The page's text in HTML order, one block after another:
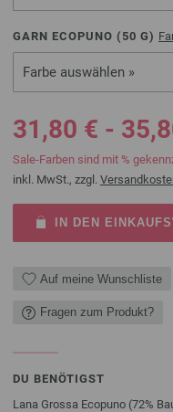
GARN ECOPUNO ( 50 G)
Farbe auswählen »
31,80 € -
Sale-Farben sind mit %
inkl. MwSt., zzgl.
IN DEN
Auf meine Wunschliste
Fragen zum Produkt?
DU BENÖTIGST
Lana Grossa Ecopuno (72%